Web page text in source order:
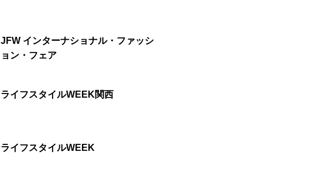
JFW インターナショナル・ファッシ
ョン・フェア
ライフスタイルWEEK関西
ライフスタイルWEEK